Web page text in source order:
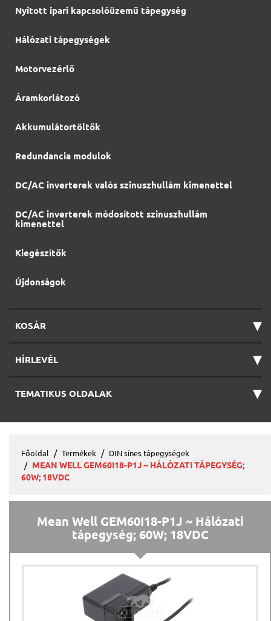
Nyitott ipari kapcsolóüzemű tápegység
Hálózati tápegységek
Motorvezérlő
Áramkorlátozó
Akkumulátortöltők
Redundancia modulok
DC/AC inverterek valós szinuszhullám kimenettel
DC/AC inverterek módosított szinuszhullám
kimenettel
Kiegészítők
Újdonságok
KOSÁR ▾
HÍRLEVÉL ▾
TEMATIKUS OLDALAK ▾
Főoldal Termékek DIN sínes tápegységek
MEAN WELL GEM60I18-P1J ~ HÁLÓZATI TÁPEGYSÉG;
60W; 18VDC
Mean Well GEM60I18-P1J ~ Hálózati
tápegység; 60W; 18VDC